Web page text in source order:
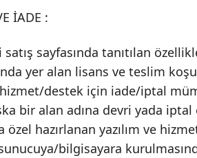
İADE :
sayfasında tanıtılan
yer alan lisans ve teslim
hizmet/destek için iade/iptal
bir alan adına devri yada
hazırlanan yazılım ve
bilgisayara